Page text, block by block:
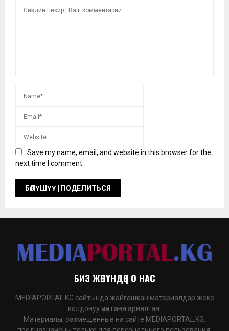
Save my name, email, and website in this browser for the
next time I comment.
БИЗ ЖӨНҮНДӨ | О НАС
MEDIAPORTAL.KG сайтында жайгашкан материалдар жеке
колдонуу үчүн гана арналган.
Материалы, размещенные на сайте MEDIAPORTAL.KG,